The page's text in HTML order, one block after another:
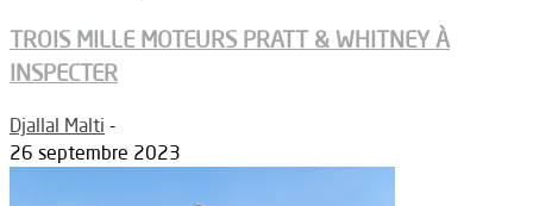
TROIS MILLE MOTEURS PRATT & WHITNEY À
INSPECTER
Djallal Malti -
26 septembre 2023